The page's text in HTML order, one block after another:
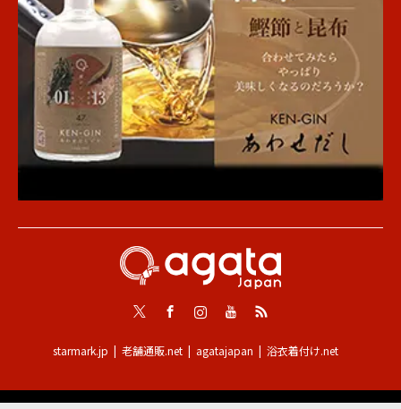
InstagramYoutube
RSS
starmark.jp 老舗通販.net agatajapan 浴衣着付け.net